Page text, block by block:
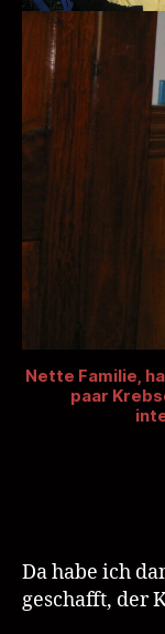
Nette Familie,
paar
Da habe ich
geschafft, der